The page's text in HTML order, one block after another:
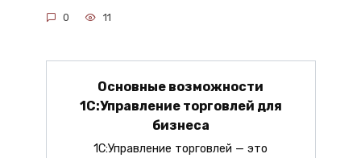
0 11
Основные возможности
1С:Управление торговлей для
бизнеса
1С:Управление торговлей — это